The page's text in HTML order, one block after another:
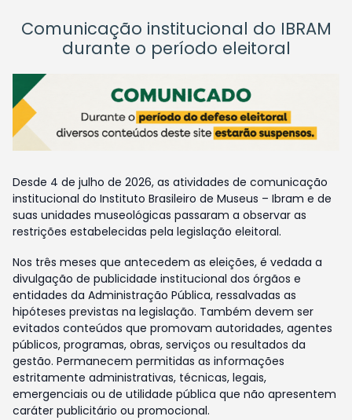
Comunicação institucional do IBRAM
durante o período eleitoral
Desde 4 de julho de 2026, as atividades de comunicação
institucional do Instituto Brasileiro de Museus – Ibram e de
suas unidades museológicas passaram a observar as
restrições estabelecidas pela legislação eleitoral.
Nos três meses que antecedem as eleições, é vedada a
divulgação de publicidade institucional dos órgãos e
entidades da Administração Pública, ressalvadas as
hipóteses previstas na legislação. Também devem ser
evitados conteúdos que promovam autoridades, agentes
públicos, programas, obras, serviços ou resultados da
gestão. Permanecem permitidas as informações
estritamente administrativas, técnicas, legais,
emergenciais ou de utilidade pública que não apresentem
caráter publicitário ou promocional.